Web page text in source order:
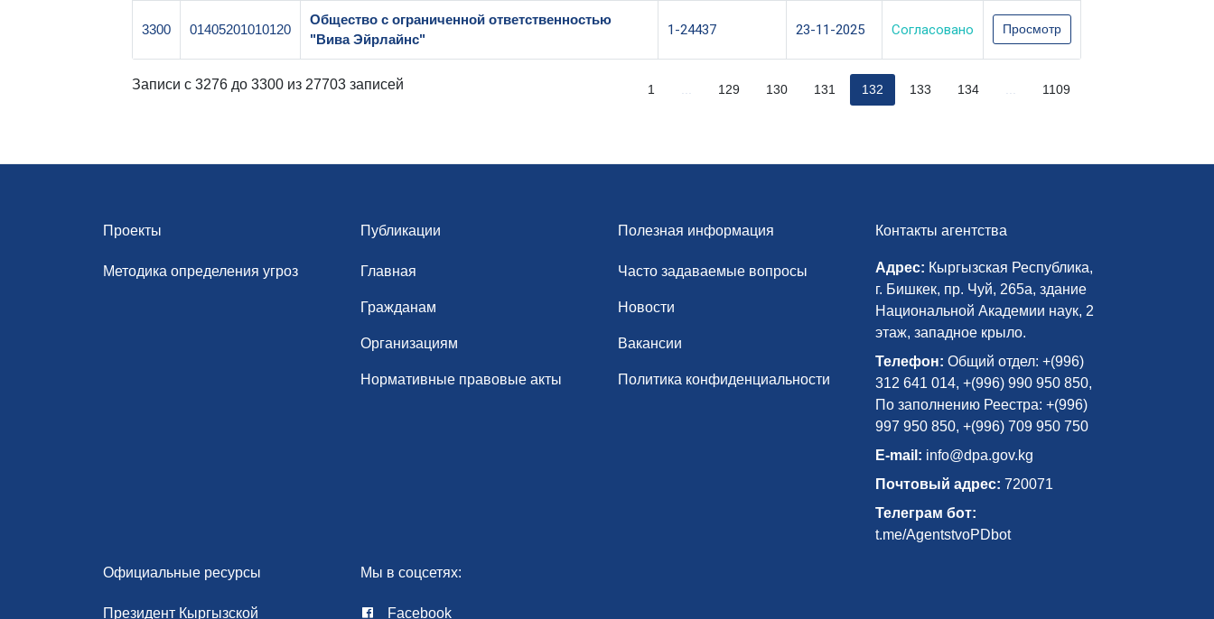
3300 01405201010120
Общество с ограниченной ответственностью
"Вива Эйрлайнс"
1-24437 23-11-2025 Согласовано Просмотр
Записи с 3276 до 3300 из 27703 записей 1 129 130 131 132 133 134 1109
Проекты
Методика определения угроз
Публикации
Главная
Гражданам
Организациям
Нормативные правовые акты
Полезная информация
Часто задаваемые вопросы
Новости
Вакансии
Политика конфиденциальности
Контакты агентства
Адрес: Кыргызская Республика,
г. Бишкек, пр. Чуй, 265а, здание
Национальной Академии наук, 2
этаж, западное крыло.
Телефон: Общий отдел: +(996)
312 641 014, +(996) 990 950 850,
По заполнению Реестра: +(996)
997 950 850, +(996) 709 950 750
E-mail: info@dpa.gov.kg
Почтовый адрес: 720071
Телеграм бот:
t.me/AgentstvoPDbot
Официальные ресурсы
Президент Кыргызской
Мы в соцсетях:
Facebook